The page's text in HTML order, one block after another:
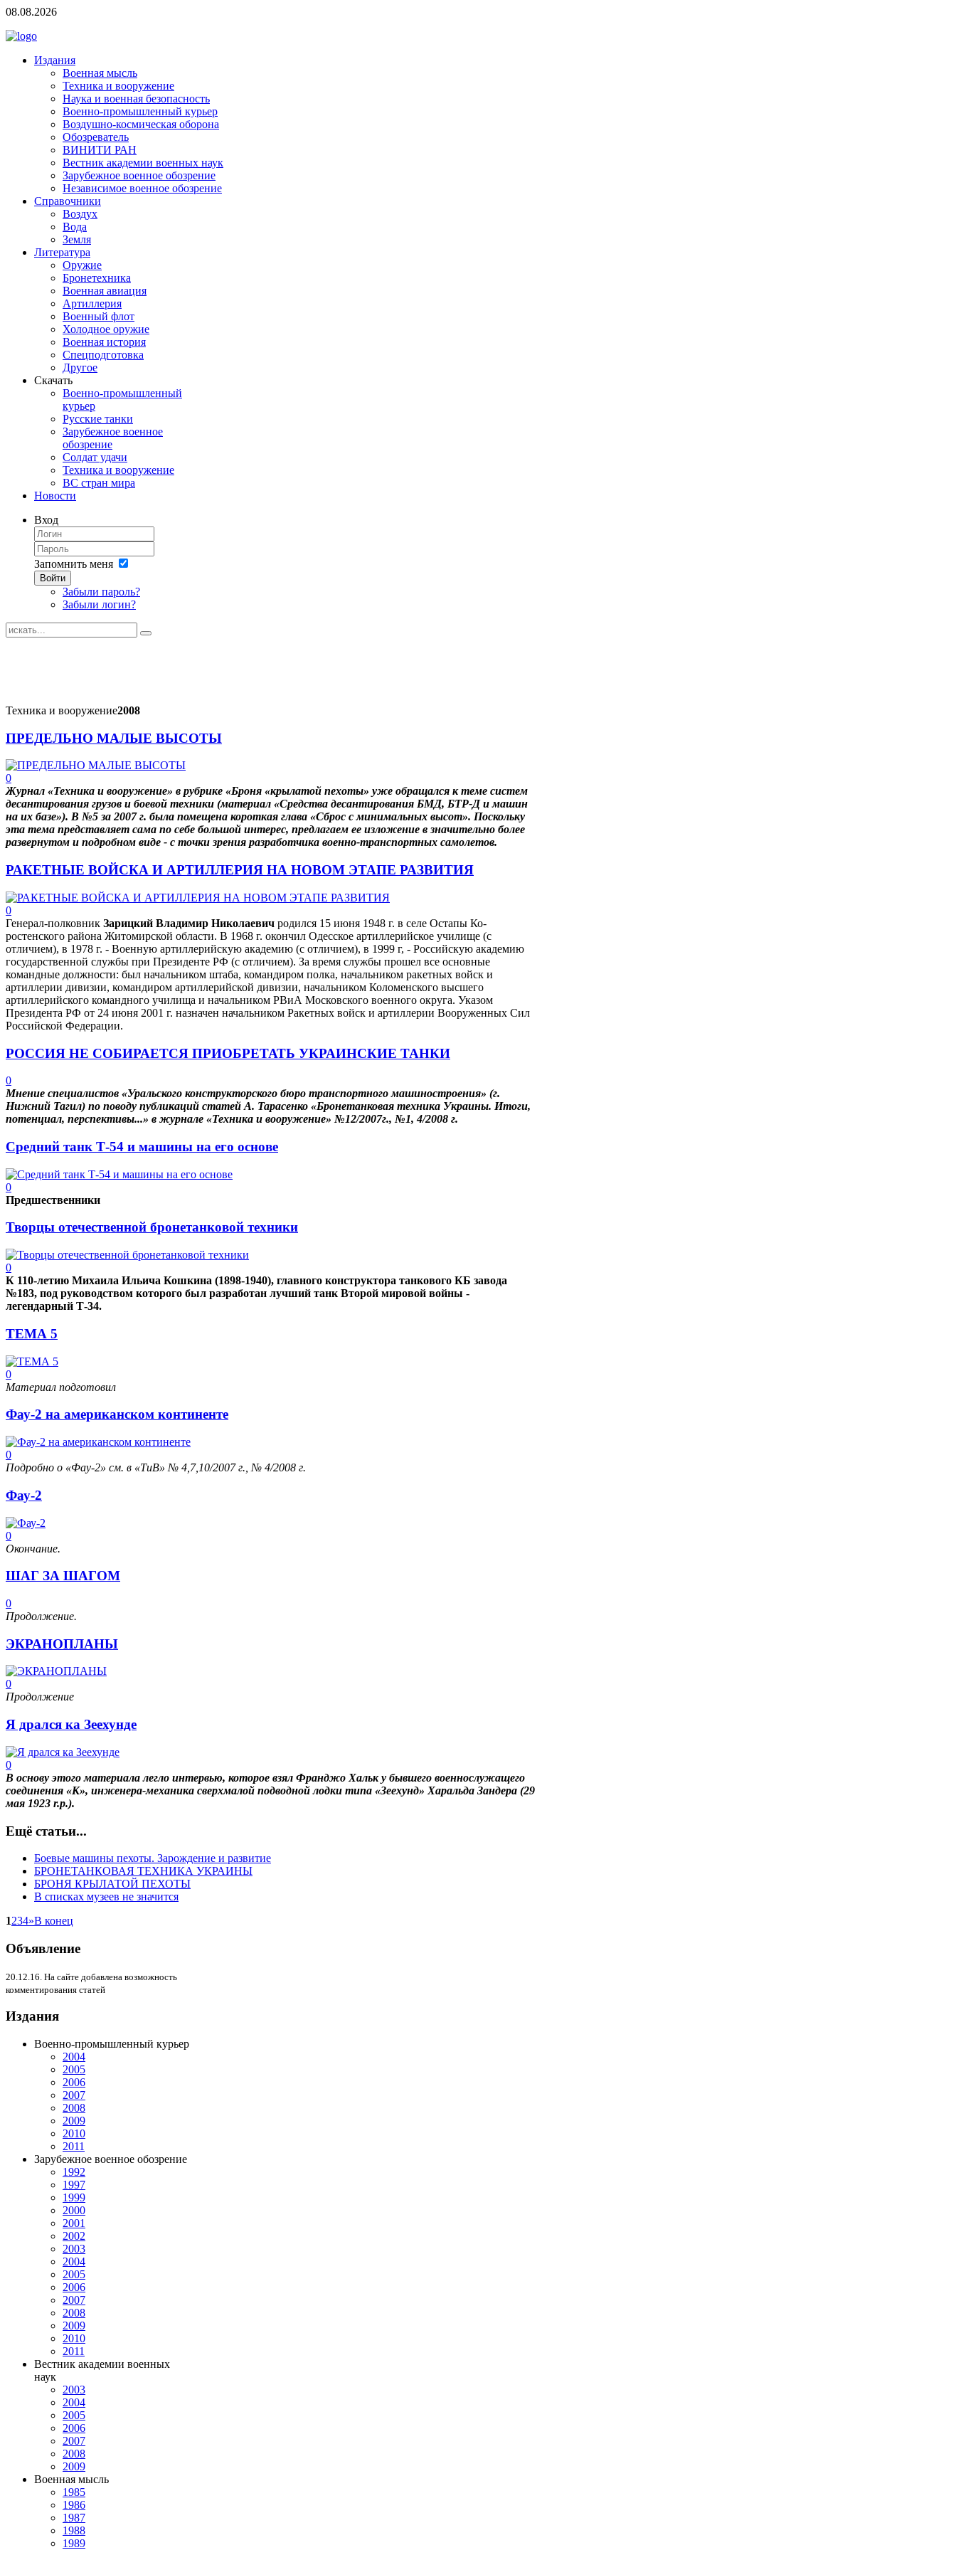
08.08.2026
Издания
Военная мысль
Техника и вооружение
Наука и военная безопасность
Военно-промышленный курьер
Воздушно-космическая оборона
Обозреватель
ВИНИТИ РАН
Вестник академии военных наук
Зарубежное военное обозрение
Независимое военное обозрение
Справочники
Воздух
Вода
Земля
Литература
Оружие
Бронетехника
Военная авиация
Артиллерия
Военный флот
Холодное оружие
Военная история
Спецподготовка
Другое
Скачать
Военно-промышленный
курьер
Русские танки
Зарубежное военное
обозрение
Солдат удачи
Техника и вооружение
ВС стран мира
Новости
Вход
Запомнить меня
Войти
Забыли пароль?
Забыли логин?
Техника и вооружение2008
ПРЕДЕЛЬНО МАЛЫЕ ВЫСОТЫ
0
Журнал «Техника и вооружение» в рубрике «Броня «крылатой пехоты» уже обращался к теме систем
десантирования грузов и боевой техники (материал «Средства десантирования БМД, БТР-Д и машин
на их базе»). В №5 за 2007 г. была помещена короткая глава «Сброс с минимальных высот». Поскольку
эта тема представляет сама по себе большой интерес, предлагаем ее изложение в значительно более
развернутом и подробном виде - с точки зрения разработчика военно-транспортных самолетов.
РАКЕТНЫЕ ВОЙСКА И АРТИЛЛЕРИЯ НА НОВОМ ЭТАПЕ РАЗВИТИЯ
0
Генерал-полковник Зарицкий Владимир Николаевич родился 15 июня 1948 г. в селе Остапы Ко-
ростенского района Житомирской области. В 1968 г. окончил Одесское артиллерийское училище (с
отличием), в 1978 г. - Военную артиллерийскую академию (с отличием), в 1999 г, - Российскую академию
государственной службы при Президенте РФ (с отличием). За время службы прошел все основные
командные должности: был начальником штаба, командиром полка, начальником ракетных войск и
артиллерии дивизии, командиром артиллерийской дивизии, начальником Коломенского высшего
артиллерийского командного училища и начальником РВиА Московского военного округа. Указом
Президента РФ от 24 июня 2001 г. назначен начальником Ракетных войск и артиллерии Вооруженных Сил
Российской Федерации.
РОССИЯ НЕ СОБИРАЕТСЯ ПРИОБРЕТАТЬ УКРАИНСКИЕ ТАНКИ
0
Мнение специалистов «Уральского конструкторского бюро транспортного машиностроения» (г.
Нижний Тагил) по поводу публикаций статей А. Тарасенко «Бронетанковая техника Украины. Итоги,
потенциал, перспективы...» в журнале «Техника и вооружение» №12/2007г., №1, 4/2008 г.
Средний танк Т-54 и машины на его основе
0
Предшественники
Творцы отечественной бронетанковой техники
0
К 110-летию Михаила Ильича Кошкина (1898-1940), главного конструктора танкового КБ завода
№183, под руководством которого был разработан лучший танк Второй мировой войны -
легендарный Т-34.
ТЕМА 5
0
Материал подготовил
Фау-2 на американском континенте
0
Подробно о «Фау-2» см. в «ТиВ» № 4,7,10/2007 г., № 4/2008 г.
Фау-2
0
Окончание.
ШАГ ЗА ШАГОМ
0
Продолжение.
ЭКРАНОПЛАНЫ
0
Продолжение
Я дрался ка Зеехунде
0
В основу этого материала легло интервью, которое взял Франджо Хальк у бывшего военнослужащего
соединения «К», инженера-механика сверхмалой подводной лодки типа «Зеехунд» Харальда Зандера (29
мая 1923 r.p.).
Ещё статьи...
Боевые машины пехоты. Зарождение и развитие
БРОНЕТАНКОВАЯ ТЕХНИКА УКРАИНЫ
БРОНЯ КРЫЛАТОЙ ПЕХОТЫ
В списках музеев не значится
1234»В конец
Объявление
20.12.16. На сайте добавлена возможность
комментирования статей
Издания
Военно-промышленный курьер
2004
2005
2006
2007
2008
2009
2010
2011
Зарубежное военное обозрение
1992
1997
1999
2000
2001
2002
2003
2004
2005
2006
2007
2008
2009
2010
2011
Вестник академии военных
наук
2003
2004
2005
2006
2007
2008
2009
Военная мысль
1985
1986
1987
1988
1989